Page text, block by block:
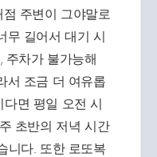
주변이 그야말로
무 길어서 대기 시
주차가 불가능해
서 조금 더 여유롭
면 평일 오전 시
초반의 저녁 시간
니다. 또한 로또복